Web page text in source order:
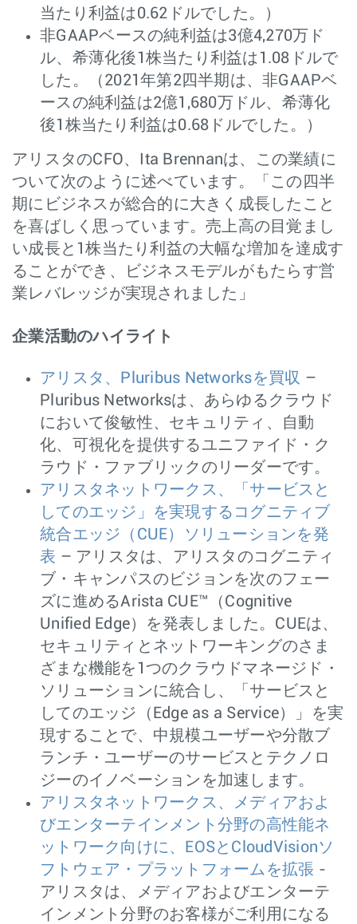
当たり利益は0.62ドルでした。）
非GAAPベースの純利益は3億4,270万ド
ル、希薄化後1株当たり利益は1.08ドルで
した。（2021年第2四半期は、非GAAPベ
ースの純利益は2億1,680万ドル、希薄化
後1株当たり利益は0.68ドルでした。）
アリスタのCFO、Ita Brennanは、この業績に
ついて次のように述べています。「この四半
期にビジネスが総合的に大きく成長したこと
を喜ばしく思っています。売上高の目覚まし
い成長と1株当たり利益の大幅な増加を達成す
ることができ、ビジネスモデルがもたらす営
業レバレッジが実現されました」
企業活動のハイライト
アリスタ、Pluribus Networksを買収 –
Pluribus Networksは、あらゆるクラウド
において俊敏性、セキュリティ、自動
化、可視化を提供するユニファイド・ク
ラウド・ファブリックのリーダーです。
アリスタネットワークス、「サービスと
してのエッジ」を実現するコグニティブ
統合エッジ（CUE）ソリューションを発
表 – アリスタは、アリスタのコグニティ
ブ・キャンパスのビジョンを次のフェー
ズに進めるArista CUE™（Cognitive
Unified Edge）を発表しました。CUEは、
セキュリティとネットワーキングのさま
ざまな機能を1つのクラウドマネージド・
ソリューションに統合し、「サービスと
してのエッジ（Edge as a Service）」を実
現することで、中規模ユーザーや分散ブ
ランチ・ユーザーのサービスとテクノロ
ジーのイノベーションを加速します。
アリスタネットワークス、メディアおよ
びエンターテインメント分野の高性能ネ
ットワーク向けに、EOSとCloudVisionソ
フトウェア・プラットフォームを拡張 -
アリスタは、メディアおよびエンターテ
インメント分野のお客様がご利用になる